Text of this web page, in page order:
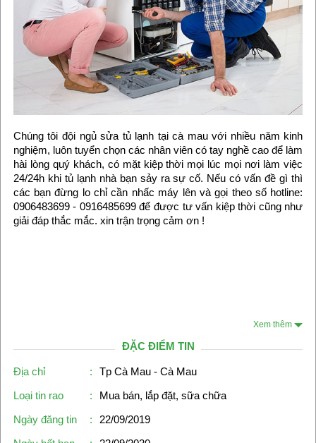
Chúng tôi đội ngủ sửa tủ lạnh tại cà mau với nhiều năm kinh
nghiệm, luôn tuyển chọn các nhân viên có tay nghề cao để làm
hài lòng quý khách, có mặt kiệp thời mọi lúc mọi nơi làm việc
24/24h khi tủ lạnh nhà bạn sảy ra sự cố. Nếu có vấn đề gì thì
các bạn đừng lo chỉ cần nhấc máy lên và gọi theo số hotline:
0906483699 - 0916485699 để được tư vấn kiệp thời cũng như
giải đáp thắc mắc. xin trận trọng cảm ơn !
Xem thêm
ĐẶC ĐIỂM TIN
Địa chỉ :
Tp Cà Mau - Cà Mau
Loại tin rao
:
Mua bán, lắp đặt, sữa chữa
Ngày đăng tin
:
22/09/2019